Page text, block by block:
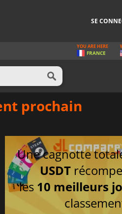
SE
YOU ARE HERE
FRANCE
prochain
Une cagnotte
USDT
les 10 meilleurs